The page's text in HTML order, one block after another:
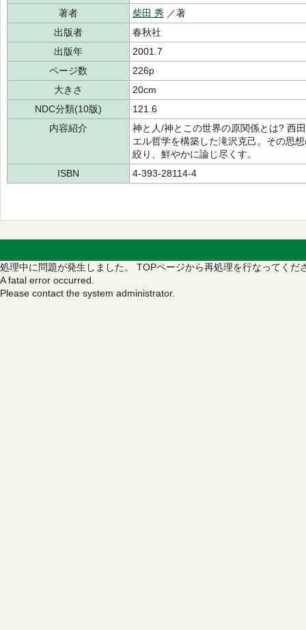
著者
柴田 秀 ／著
出版者
春秋社
出版年
2001.7
ページ数
226p
大きさ
20cm
NDC分類(10版)
121.6
内容紹介
神と人/神とこの世界の原関係とは? 西
エル哲学を構築した滝沢克己。その思
絞り、鮮やかに論じ尽くす。
ISBN
4-393-28114-4
処理中に問題が発生しました。 TOPページから再処理を行なってくだ
A fatal error occurred.
Please contact the system administrator.